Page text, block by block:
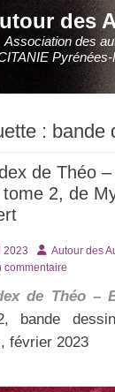
des
Association des
: bande
de Théo
tome 2, de
2023 AuteurAutour des
commentaire
de Théo –
bande
février 2023